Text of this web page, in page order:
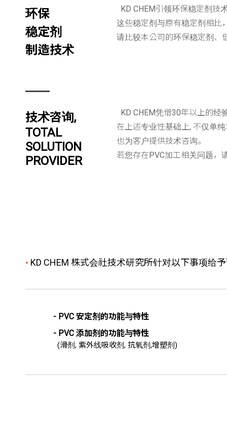
环保
稳定剂
制造技术
KD CHEM引领环保稳定剂技
这些稳定剂与原有稳定剂相比
请比较本公司的环保稳定剂、
技术咨询,
TOTAL
SOLUTION
PROVIDER
KD CHEM凭借30年以上的经
在上述专业性基础上, 不仅单
也为客户提供技术咨询。
若您存在PVC加工相关问题，
● KD CHEM 株式会社技术研究所针对以下事项给
- PVC 安定剂的功能与特性
- PVC 添加剂的功能与特性
(滑剂, 紫外线吸收剂, 抗氧剂,增塑剂)